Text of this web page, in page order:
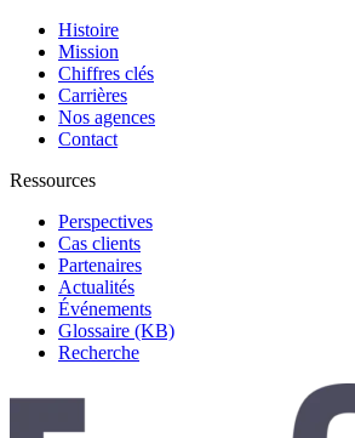
Histoire
Mission
Chiffres clés
Carrières
Nos agences
Contact
Ressources
Perspectives
Cas clients
Partenaires
Actualités
Événements
Glossaire (KB)
Recherche